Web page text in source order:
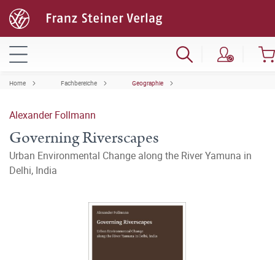
Home Fachbereiche Geographie
Alexander Follmann
Governing Riverscapes
Urban Environmental Change along the River Yamuna in
Delhi, India